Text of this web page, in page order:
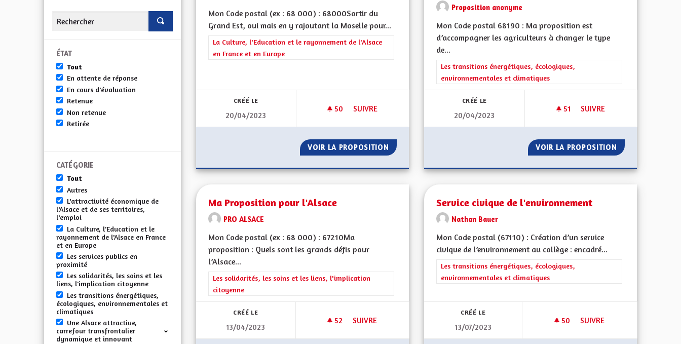
ÉTAT
Tout
En attente de réponse
En cours d'évaluation
Retenue
Non retenue
Retirée
CATÉGORIE
Tout
Autres
L'attractivité économique de
l'Alsace et de ses territoires,
l'emploi
La Culture, l'Education et le
rayonnement de l'Alsace en France
et en Europe
Les services publics en
proximité
Les solidarités, les soins et les
liens, l'implication citoyenne
Les transitions énergétiques,
écologiques, environnementales et
climatiques
Une Alsace attractive,
carrefour transfrontalier
dynamique et innovant
Mon Code postal (ex : 68 000) : 68000Sortir du
Grand Est, oui mais en y rajoutant la Moselle pour...
Filtrer les résultats de la catégorie : La Culture, l'Education et le rayonnement de l'Alsace en France et en Europe
La Culture, l'Education et le rayonnement de l'Alsace
en France et en Europe
CRÉÉ LE
20/04/2023
50 50 ABONNÉS
SUIVRE
ET POURQUOI PAS ALSACE-MOSELLE ?
VOIR LA PROPOSITION ET POURQUOI PAS ALSACE-MOSELLE ?
Proposition anonyme
Mon Code postal 68190 : Ma proposition est
d’accompagner les agriculteurs à changer le type
de...
Filtrer les résultats de la catégorie : Les transitions énergétiques,
Les transitions énergétiques, écologiques,
environnementales et climatiques
CRÉÉ LE
20/04/2023
51 51 ABONNÉS
SUIVRE
VOIR LA PROPOSITION PROTECTION
Ma Proposition pour l'Alsace
PRO ALSACE
Mon Code postal (ex : 68 000) : 67210Ma
proposition : Quels sont les grands défis pour
l’Alsace...
Filtrer les résultats de la catégorie : Les solidarités, les soins et les liens, l'implication citoyenne
Les solidarités, les soins et les liens, l'implication
citoyenne
CRÉÉ LE
13/04/2023
52 52 ABONNÉS
SUIVRE
MA PROPOSITION POUR L'ALSACE
Service civique de l'environnement
Nathan Bauer
Mon Code postal (67110) : Création d’un service
civique de l’environnement au collège : encadré...
Filtrer les résultats de la catégorie : Les transitions énergétiques,
Les transitions énergétiques, écologiques,
environnementales et climatiques
CRÉÉ LE
13/07/2023
50 50 ABONNÉS
SUIVRE